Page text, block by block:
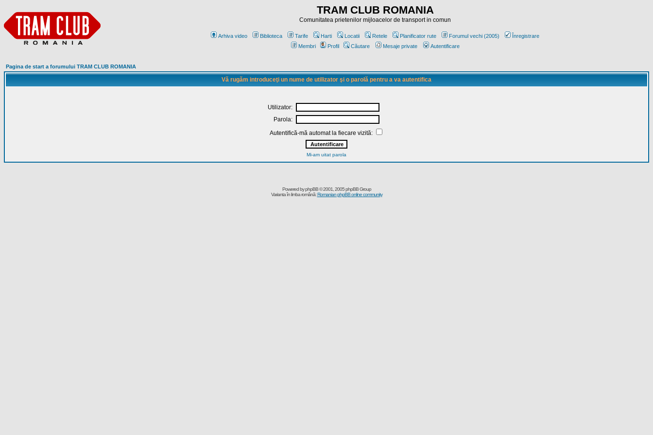
TRAM CLUB ROMANIA
Comunitatea prietenilor mijloacelor de transport in comun
Arhiva video Biblioteca Tarife Harti Locatii Retele Planificator rute Forumul vechi (2005)
Înregistrare
Membri
Profil Căutare Mesaje private Autentificare
Pagina de start a forumului TRAM CLUB ROMANIA
Vă rugăm introduceţi un nume de utilizator şi o parolă pentru a va autentifica
Utilizator:
Parola:
Autentifică-mă automat la fiecare vizită:
Mi-am uitat parola
Powered byphpBB© 2001, 2005 phpBB Group
Varianta în limba română:Romanian phpBB online community